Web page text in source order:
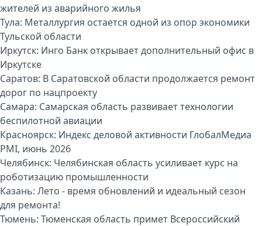
жителей из аварийного жилья
Тула: Металлургия остается одной из опор экономики
Тульской области
Иркутск: Инго Банк открывает дополнительный офис в
Иркутске
Саратов: В Саратовской области продолжается ремонт
дорог по нацпроекту
Самара: Самарская область развивает технологии
беспилотной авиации
Красноярск: Индекс деловой активности ГлобалМедиа
PMI, июнь 2026
Челябинск: Челябинская область усиливает курс на
роботизацию промышленности
Казань: Лето - время обновлений и идеальный сезон
для ремонта!
Тюмень: Тюменская область примет Всероссийский